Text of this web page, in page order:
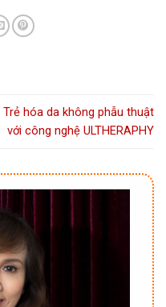
Trẻ hóa da không phẫu thuật
với công nghệ ULTHERAPHY